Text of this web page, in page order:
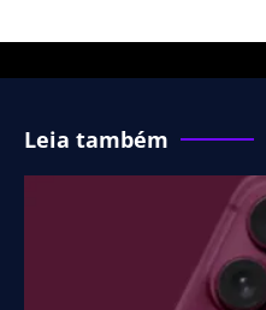
Leia também